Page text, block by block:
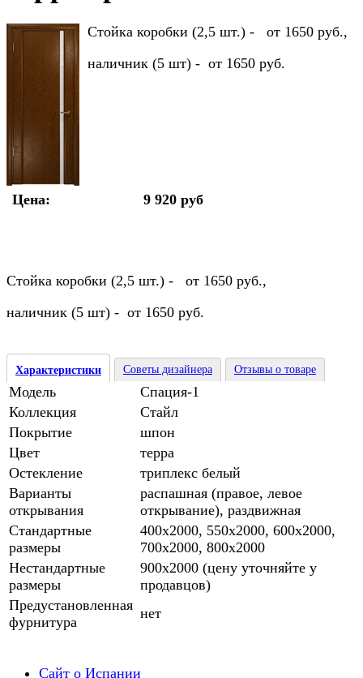
Стойка коробки (2,5 шт.) - от 1650 руб.,
наличник (5 шт) - от 1650 руб.
Цена: 9 920 руб
Стойка коробки (2,5 шт.) - от 1650 руб.,
наличник (5 шт) - от 1650 руб.
Характеристики Советы дизайнера Отзывы о товаре
Модель
Спация-1
Коллекция
Стайл
Покрытие
шпон
Цвет
терра
Остекление
триплекс белый
Варианты
открывания
распашная (правое, левое
открывание), раздвижная
Стандартные
размеры
400х2000, 550х2000, 600х2000,
700х2000, 800х2000
Нестандартные
размеры
900х2000 (цену уточняйте у
продавцов)
Предустановленная
фурнитура
нет
Сайт о Испании